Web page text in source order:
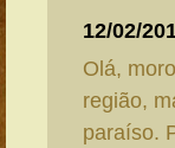
12/02/
Olá,
região,
paraíso.